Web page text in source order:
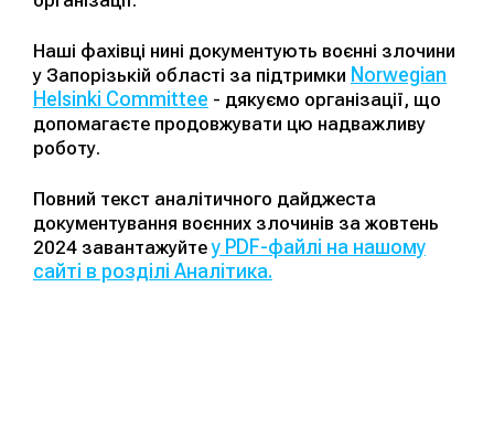
Наші фахівці нині документують воєнні злочини
у Запорізькій області за підтримки Norwegian
Helsinki Committee - дякуємо організації, що
допомагаєте продовжувати цю надважливу
роботу.
Повний текст аналітичного дайджеста
документування воєнних злочинів за жовтень
2024 завантажуйтеу PDF-файлі на нашому
сайті в розділі Аналітика.